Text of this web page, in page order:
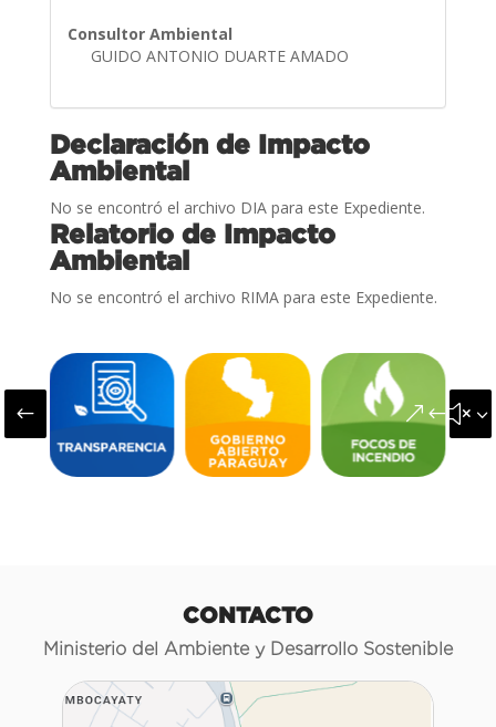
Consultor Ambiental
GUIDO ANTONIO DUARTE AMADO
Declaración de Impacto
Ambiental
No se encontró el archivo DIA para este Expediente.
Relatorio de Impacto
Ambiental
No se encontró el archivo RIMA para este Expediente.
#
CONTACTO
Ministerio del Ambiente y Desarrollo Sostenible